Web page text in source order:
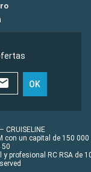
OK
con un capital de 150 000
50
profesional RC RSA de